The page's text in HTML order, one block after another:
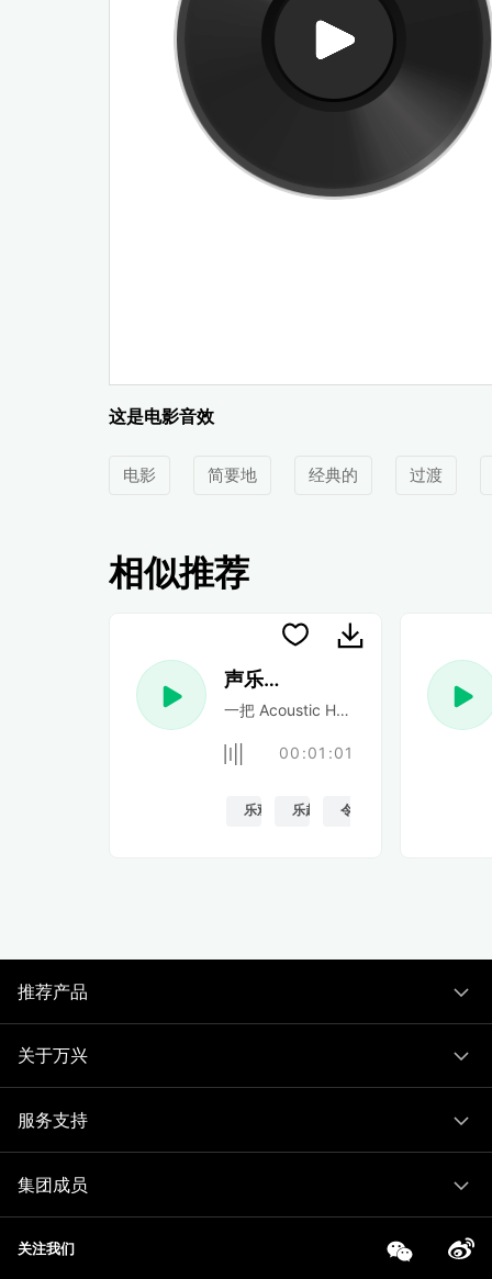
这是电影音效
电影 简要地 经典的 过渡
相似推荐
声乐民谣
一把 Acoustic Happy 民谣吉他，带有
00:01:01
乐观的 乐趣 令人振奋
推荐产品
关于万兴
服务支持
集团成员
关注我们